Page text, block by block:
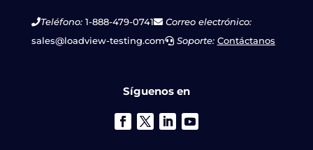
Teléfono:1-888-479-0741
Correo electrónico:
sales@loadview-testing.com
Soporte: Contáctanos
Síguenos en